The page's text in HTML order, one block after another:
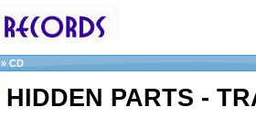
» CD
HIDDEN PARTS -